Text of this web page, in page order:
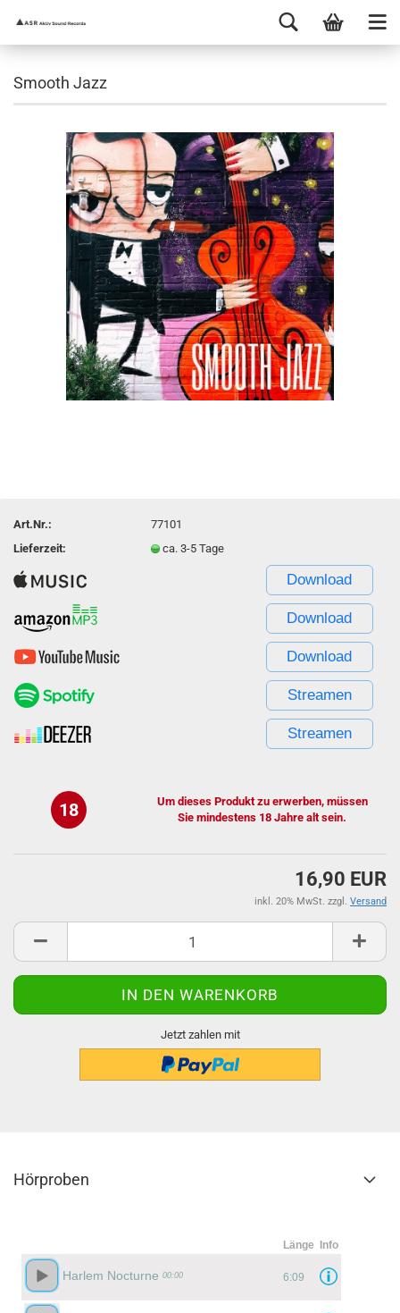
Smooth Jazz
Art.Nr.:
77101
Lieferzeit:
ca. 3-5 Tage
Download
Download
Download
Streamen
Streamen
18
Um dieses Produkt zu erwerben, müssen
Sie mindestens 18 Jahre alt sein.
16,90 EUR
inkl. 20% MwSt. zzgl. Versand
Jetzt zahlen mit
Hörproben